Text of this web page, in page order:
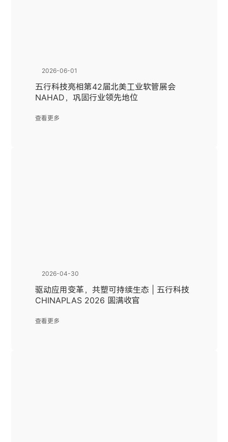
2026-06-01
五行科技亮相第42届北美工业软管展会
NAHAD，巩固行业领先地位
查看更多
2026-04-30
驱动应用变革，共塑可持续生态 | 五行科技
CHINAPLAS 2026 圆满收官
查看更多